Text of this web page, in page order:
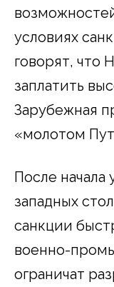
условиях
говорят, что
заплатить
Зарубежная
«молотом
После начала
западных
санкции
военно-
ограничат